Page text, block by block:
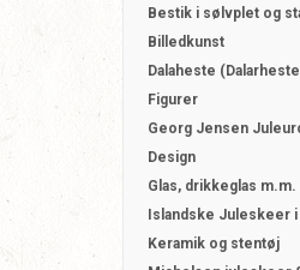
Bestik i sølvplet og
Billedkunst
Dalaheste
Figurer
Georg Jensen
Design
Glas, drikkeglas m.m.
Islandske Juleskeer
Keramik og stentøj